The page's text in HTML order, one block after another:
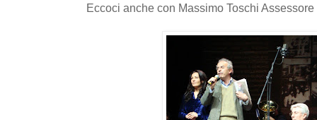
Eccoci anche con Massimo Toschi